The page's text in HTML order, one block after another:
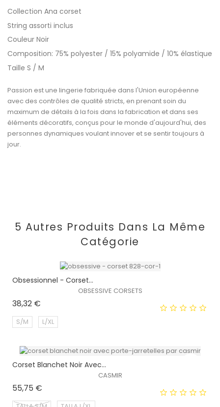
Collection Ana corset
String assorti inclus
Couleur Noir
Composition: 75% polyester / 15% polyamide / 10% élastique
Taille S / M
Passion est une lingerie fabriquée dans l'Union européenne
avec des contrôles de qualité stricts, en prenant soin du
maximum de détails à la fois dans la fabrication et dans ses
éléments décoratifs, conçus pour le monde d'aujourd'hui, des
personnes dynamiques voulant innover et se sentir toujours à
jour.
5 Autres Produits Dans La Même
Catégorie
EXCLUSIVITÉ WEB !
Obsessionnel - Corset...
OBSESSIVE CORSETS
38,32 €
S/M L/XL
Corset Blanchet Noir Avec...
CASMIR
55,75 €